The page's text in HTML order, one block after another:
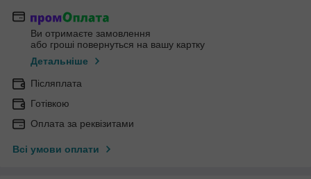
Ви отримаєте замовлення
або гроші повернуться на вашу картку
Детальніше
Післяплата
Готівкою
Оплата за реквізитами
Всі умови оплати